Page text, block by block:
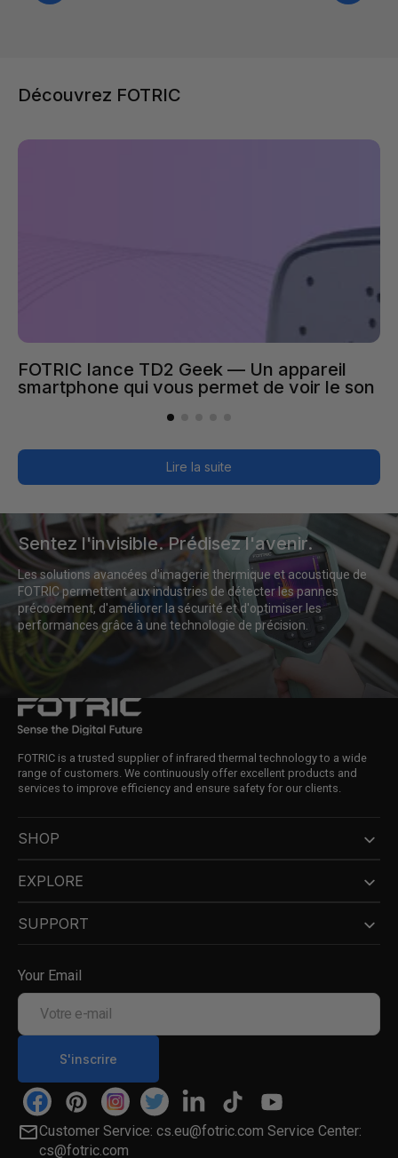
Découvrez FOTRIC
Lire la suite
FOTRIC lance TD2 Geek — Un appareil
smartphone qui vous permet de voir le son
Sentez l'invisible. Prédisez l'avenir.Sentez
l'invisible.
Prédisez
l'avenir.
Les solutions avancées d'imagerie thermique et acoustique de
FOTRIC permettent aux industries de détecter les pannes
précocement, d'améliorer la sécurité et d'optimiser les
performances grâce à une technologie de précision.
FOTRIC is a trusted supplier of infrared thermal technology to a wide
range of customers. We continuously offer excellent products and
services to improve efficiency and ensure safety for our clients.
SHOP
EXPLORE
SUPPORT
Your Email
Votre
mail
S'inscrire
FacebookPinterestInstagramTwitter LinkedinTikTokYouTube
Customer Service: cs.eu@fotric.com Service Center:
cs@fotric.com